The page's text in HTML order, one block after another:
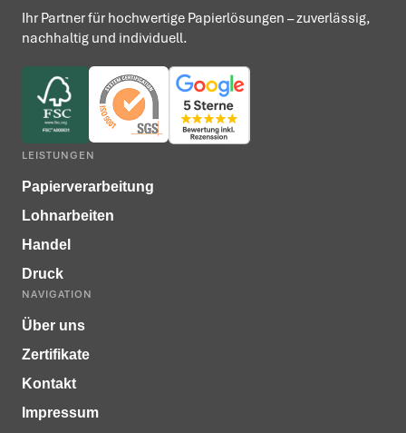
Ihr Partner für hochwertige Papierlösungen – zuverlässig,
nachhaltig und individuell.
LEISTUNGEN
Papierverarbeitung
Lohnarbeiten
Handel
Druck
NAVIGATION
Über uns
Zertifikate
Kontakt
Impressum